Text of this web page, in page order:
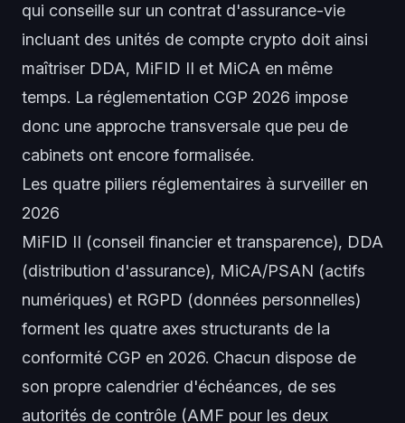
qui conseille sur un contrat d'assurance-vie
incluant des unités de compte crypto doit ainsi
maîtriser DDA, MiFID II et MiCA en même
temps. La réglementation CGP 2026 impose
donc une approche transversale que peu de
cabinets ont encore formalisée.
Les quatre piliers réglementaires à surveiller en
2026
MiFID II (conseil financier et transparence), DDA
(distribution d'assurance), MiCA/PSAN (actifs
numériques) et RGPD (données personnelles)
forment les quatre axes structurants de la
conformité CGP en 2026. Chacun dispose de
son propre calendrier d'échéances, de ses
autorités de contrôle (AMF pour les deux